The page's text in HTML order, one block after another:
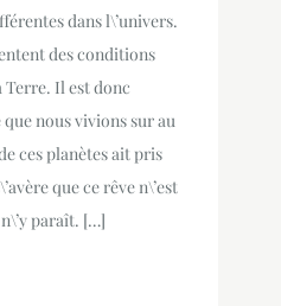
dans l\’univers.
des conditions
Terre. Il est donc
nous vivions sur au
ces planètes ait pris
que ce rêve n\’est
paraît. […]